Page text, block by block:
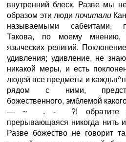
внутренний блеск. Разве мы
образом эти люди почитали
называемыми сабеитами,
Такова, по моему мнению,
языческих религий.
удивления; удивление, не
никакой меры, и есть
людей все предметы и
рядом с ними,
божественного, эмблемой
— ~ . - ?! обратите
прерывающаяся никогда нить
Разве божество не говорит